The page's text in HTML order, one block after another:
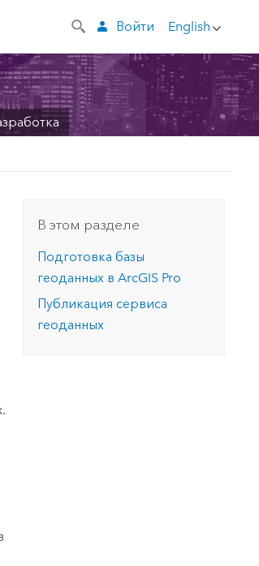
English
Войти
В этом разделе
Подготовка базы
геоданных вArcGIS Pro
Публикация сервиса
геоданных